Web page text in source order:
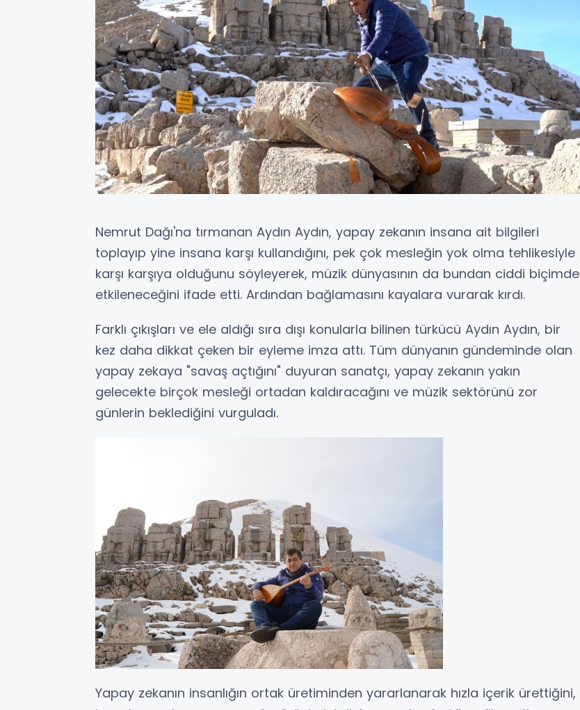
Nemrut Dağı'na tırmanan Aydın Aydın, yapay zekanın insana ait bilgileri
toplayıp yine insana karşı kullandığını, pek çok mesleğin yok olma tehlikesiyle
karşı karşıya olduğunu söyleyerek, müzik dünyasının da bundan ciddi biçimde
etkileneceğini ifade etti. Ardından bağlamasını kayalara vurarak kırdı.
Farklı çıkışları ve ele aldığı sıra dışı konularla bilinen türkücü Aydın Aydın, bir
kez daha dikkat çeken bir eyleme imza attı. Tüm dünyanın gündeminde olan
yapay zekaya "savaş açtığını" duyuran sanatçı, yapay zekanın yakın
gelecekte birçok mesleği ortadan kaldıracağını ve müzik sektörünü zor
günlerin beklediğini vurguladı.
Yapay zekanın insanlığın ortak üretiminden yararlanarak hızla içerik ürettiğini,